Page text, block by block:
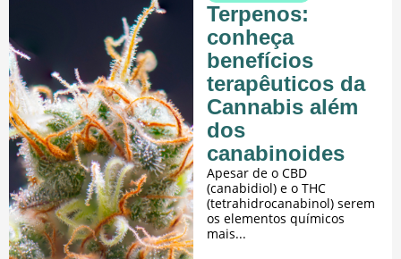
Terpenos:
conheça
benefícios
terapêuticos da
Cannabis além
dos
canabinoides
Apesar de o CBD
(canabidiol) e o THC
(tetrahidrocanabinol) serem
os elementos químicos
mais...